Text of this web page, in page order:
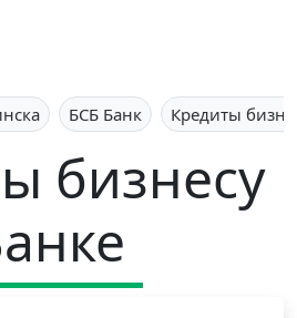
БСБ Банк Кредиты
бизнесу